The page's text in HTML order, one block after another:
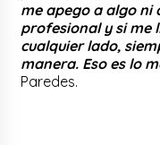
me apego a algo ni
profesional y si me
cualquier lado,
manera. Eso es lo
Paredes.